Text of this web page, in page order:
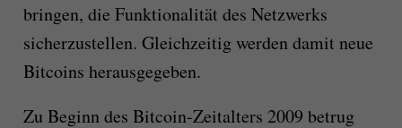
bringen, die Funktionalität des Netzwerks
sicherzustellen. Gleichzeitig werden damit neue
Bitcoins herausgegeben.
Zu Beginn des Bitcoin-Zeitalters 2009 betrug